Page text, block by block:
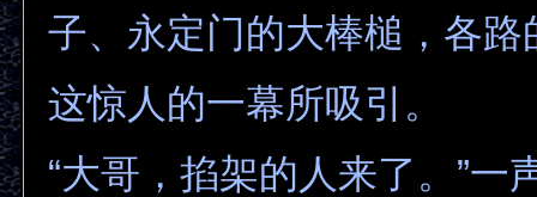
子、永定门的大棒槌，各路
这惊人的一幕所吸引。
“大哥，掐架的人来了。”一